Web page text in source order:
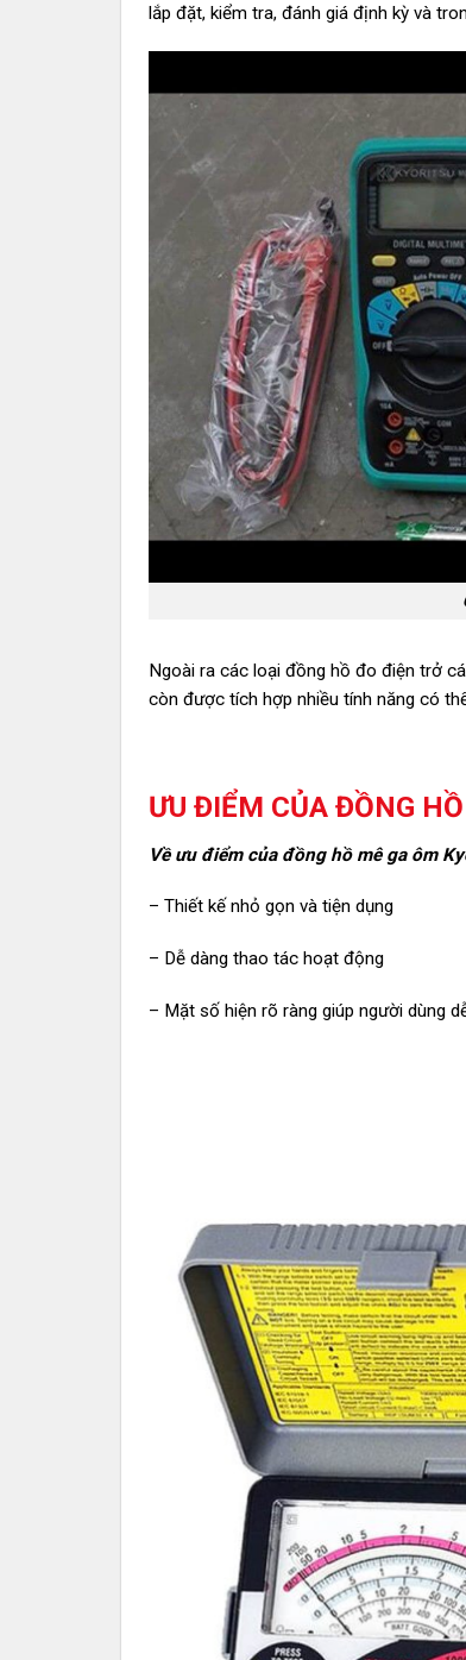
lắp đặt, kiểm tra, đánh giá định kỳ và
Ngoài ra các loại đồng hồ đo điện trở
còn được tích hợp nhiều tính năng có
ƯU ĐIỂM CỦA ĐỒNG
Về ưu điểm của đồng hồ mê ga ôm
– Thiết kế nhỏ gọn và tiện dụng
– Dễ dàng thao tác hoạt động
– Mặt số hiện rõ ràng giúp người dùng